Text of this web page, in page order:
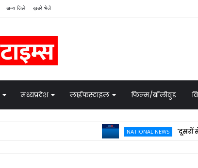
अन्य जिले ख़बरें भेजें
मध्यप्रदेश लाईफस्टाइल फिल्म/बॉलीवुड
NATIONAL NEWS 'दूसरों से